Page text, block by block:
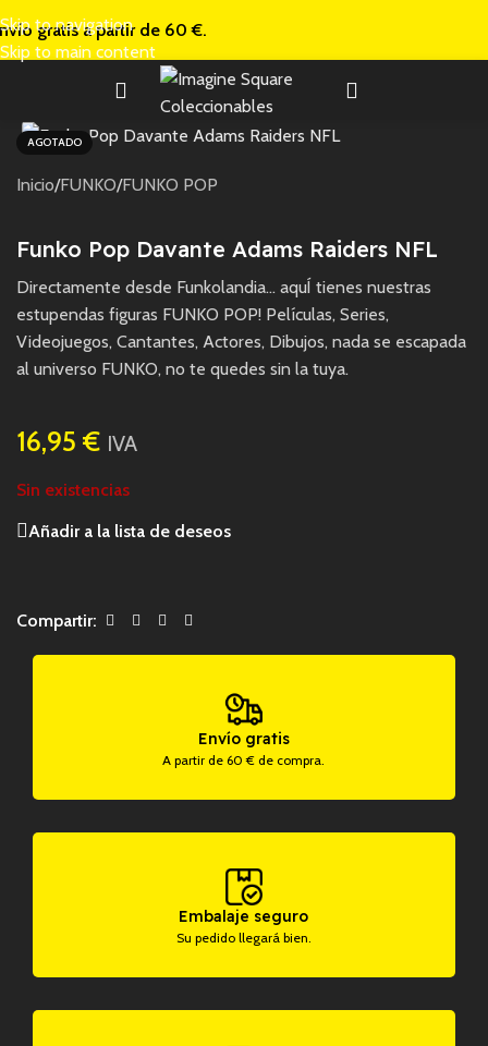
Skip to navigation
Skip to main content
gratis apartir de 60 €.
AGOTADO
Inicio/FUNKO/FUNKO POP
Funko Pop Davante Adams Raiders NFL
Directamente desde Funkolandia… aquÍ tienes nuestras
estupendas figuras FUNKO POP! Películas, Series,
Videojuegos, Cantantes, Actores, Dibujos, nada se escapada
al universo FUNKO, no te quedes sin la tuya.
16,95 € IVA
Sin existencias
Añadir a la lista de deseos
Compartir:
Envío gratis
A partir de 60 € de compra.
Embalaje seguro
Su pedido llegará bien.